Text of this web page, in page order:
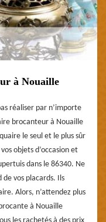
à Nouaille
réaliser par n’importe
brocanteur à Nouaille
le seul et le plus sûr
objets d’occasion et
dans le 86340. Ne
de vos placards. Ils
Alors, n’attendez plus
à Nouaille